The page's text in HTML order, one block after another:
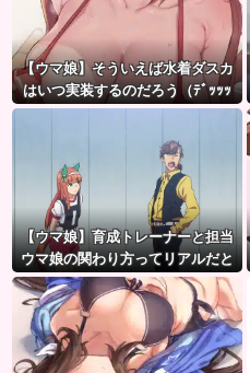
【ウマ娘】そういえば水着ダスカ
はいつ実装するのだろう（ﾃﾞｯｯｯ
【ウマ娘】育成トレーナーと担当
ウマ娘の関わり方ってリアルだと
想像つきにくいよね。